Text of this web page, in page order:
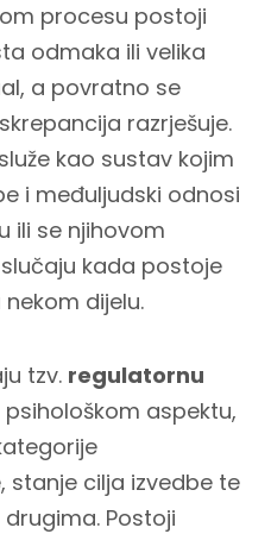
procesu postoji
odmaka ili velika
a povratno se
razrješuje.
kao sustav kojim
i međuljudski odnosi
ili se njihovom
kada postoje
dijelu.
tzv. regulatornu
aspektu,
stanje cilja izvedbe te
Postoji